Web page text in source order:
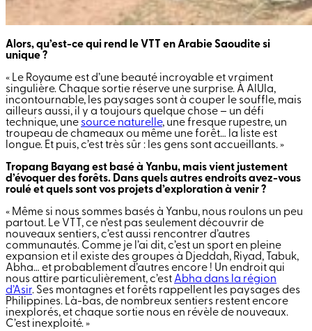
Alors, qu’est-ce qui rend le VTT en Arabie Saoudite si
unique ?
« Le Royaume est d’une beauté incroyable et vraiment
singulière. Chaque sortie réserve une surprise. À AlUla,
incontournable, les paysages sont à couper le souffle, mais
ailleurs aussi, il y a toujours quelque chose – un défi
technique, une source naturelle, une fresque rupestre, un
troupeau de chameaux ou même une forêt… la liste est
longue. Et puis, c’est très sûr : les gens sont accueillants. »
Tropang Bayang est basé à Yanbu, mais vient justement
d’évoquer des forêts. Dans quels autres endroits avez-vous
roulé et quels sont vos projets d’exploration à venir ?
« Même si nous sommes basés à Yanbu, nous roulons un peu
partout. Le VTT, ce n’est pas seulement découvrir de
nouveaux sentiers, c’est aussi rencontrer d’autres
communautés. Comme je l’ai dit, c’est un sport en pleine
expansion et il existe des groupes à Djeddah, Riyad, Tabuk,
Abha… et probablement d’autres encore ! Un endroit qui
nous attire particulièrement, c’est Abha dans la région
d’Asir. Ses montagnes et forêts rappellent les paysages des
Philippines. Là-bas, de nombreux sentiers restent encore
inexplorés, et chaque sortie nous en révèle de nouveaux.
C’est inexploité. »